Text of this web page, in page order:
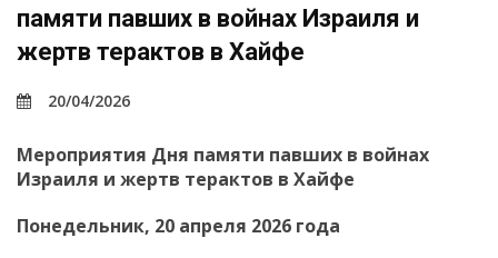
памяти павших в войнах Израиля и
жертв терактов в Хайфе
20/04/2026
Мероприятия Дня памяти павших в войнах
Израиля и жертв терактов в Хайфе
Понедельник, 20 апреля 2026 года